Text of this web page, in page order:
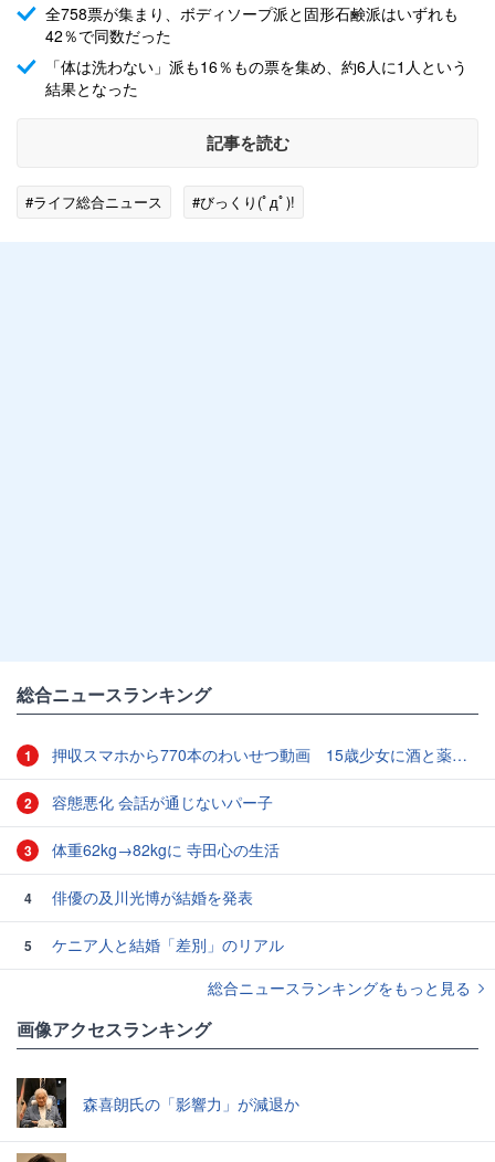
全758票が集まり、ボディソープ派と固形石鹸派はいずれも
42％で同数だった
「体は洗わない」派も16％もの票を集め、約6人に1人という
結果となった
記事を読む
#ライフ総合ニュース #びっくり(ﾟдﾟ)!
総合ニュースランキング
1 押収スマホから770本のわいせつ動画 15歳少女に酒と薬飲ませ性的暴行か 54歳男を再逮捕 「薬もありますよ」とSNSで誘い出し
2 容態悪化 会話が通じないパー子
3 体重62kg→82kgに 寺田心の生活
4 俳優の及川光博が結婚を発表
5
ケニア人と結婚「差別」のリアル
総合ニュースランキングをもっと見る
画像アクセスランキング
森喜朗氏の「影響力」が減退か